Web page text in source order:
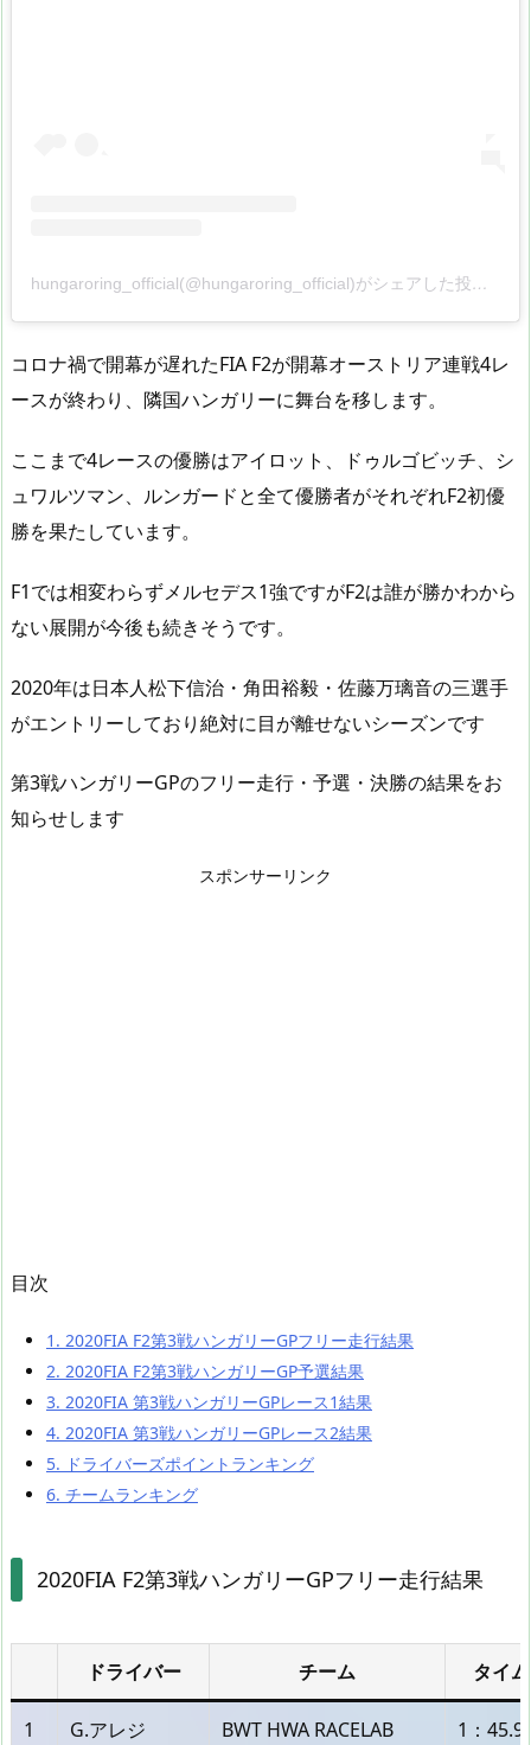
hungaroring_official(@hungaroring_official)がシェアした投稿
コロナ禍で開幕が遅れたFIA F2が開幕オーストリア連戦4レ
ースが終わり、隣国ハンガリーに舞台を移します。
ここまで4レースの優勝はアイロット、ドゥルゴビッチ、シ
ュワルツマン、ルンガードと全て優勝者がそれぞれF2初優
勝を果たしています。
F1では相変わらずメルセデス1強ですがF2は誰が勝かわから
ない展開が今後も続きそうです。
2020年は日本人松下信治・角田裕毅・佐藤万璃音の三選手
がエントリーしており絶対に目が離せないシーズンです
第3戦ハンガリーGPのフリー走行・予選・決勝の結果をお
知らせします
スポンサーリンク
目次
1. 2020FIA F2第3戦ハンガリーGPフリー走行結果
2. 2020FIA F2第3戦ハンガリーGP予選結果
3. 2020FIA 第3戦ハンガリーGPレース1結果
4. 2020FIA 第3戦ハンガリーGPレース2結果
5. ドライバーズポイントランキング
6. チームランキング
2020FIA F2第3戦ハンガリーGPフリー走行結果
ドライバー チーム タイム
1 G.アレジ BWT HWA RACELAB 1：